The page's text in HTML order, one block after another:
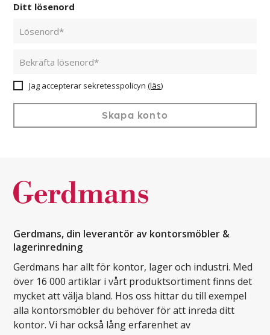
Ditt lösenord
Jag accepterar sekretesspolicyn(läs)
Gerdmans, din leverantör av kontorsmöbler &
lagerinredning
Gerdmans har allt för kontor, lager och industri. Med
över 16 000 artiklar i vårt produktsortiment finns det
mycket att välja bland. Hos oss hittar du till exempel
alla kontorsmöbler du behöver för att inreda ditt
kontor. Vi har också lång erfarenhet av